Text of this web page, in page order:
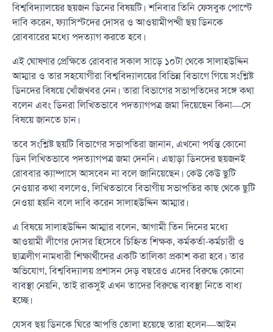
বিশ্ববিদ্যালয়ের ছয়জন ডিনের বিষয়টি। শনিবার তিনি ফেসবুক পোস্টে
দাবি করেন, ফ্যাসিস্টদের দোসর ও আওয়ামীপন্থী ছয় ডিনকে
রোববারের মধ্যে পদত্যাগ করতে হবে।
এই ঘোষণার প্রেক্ষিতে রোববার সকাল সাড়ে ১০টা থেকে সালাহউদ্দিন
আম্মার ও তার সহযোগীরা বিশ্ববিদ্যালয়ের বিভিন্ন বিভাগে গিয়ে সংশ্লিষ্ট
ডিনদের বিষয়ে খোঁজখবর নেন। তারা বিভাগের সভাপতিদের সঙ্গে কথা
বলেন এবং ডিনরা লিখিতভাবে পদত্যাগপত্র জমা দিয়েছেন কিনা—সে
বিষয়ে জানতে চান।
তবে সংশ্লিষ্ট ছয়টি বিভাগের সভাপতিরা জানান, এখনো পর্যন্ত কোনো
ডিন লিখিতভাবে পদত্যাগপত্র জমা দেননি। এছাড়া ডিনদের ছয়জনই
রোববার ক্যাম্পাসে আসবেন না বলে জানিয়েছেন। কেউ কেউ ছুটি
নেওয়ার কথা বললেও, লিখিতভাবে বিভাগীয় সভাপতির কাছ থেকে ছুটি
নেওয়া হয়নি বলে দাবি করেন সালাহউদ্দিন আম্মার।
এ বিষয়ে সালাহউদ্দিন আম্মার বলেন, আগামী তিন দিনের মধ্যে
আওয়ামী লীগের দোসর হিসেবে চিহ্নিত শিক্ষক, কর্মকর্তা-কর্মচারী ও
ছাত্রলীগ নামধারী শিক্ষার্থীদের একটি তালিকা প্রকাশ করা হবে। তার
অভিযোগ, বিশ্ববিদ্যালয় প্রশাসন দেড় বছরেও এদের বিরুদ্ধে কোনো
ব্যবস্থা নেয়নি, তাই রাকসুই এখন তাদের বিরুদ্ধে ব্যবস্থা নিতে বাধ্য
হচ্ছে।
যেসব ছয় ডিনকে ঘিরে আপত্তি তোলা হয়েছে তারা হলেন—আইন